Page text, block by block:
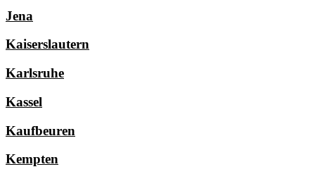
Jena
Kaiserslautern
Karlsruhe
Kassel
Kaufbeuren
Kempten